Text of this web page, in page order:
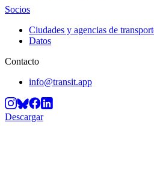
Socios
Ciudades y agencias de
Datos
Contacto
info@transit.app
Descargar